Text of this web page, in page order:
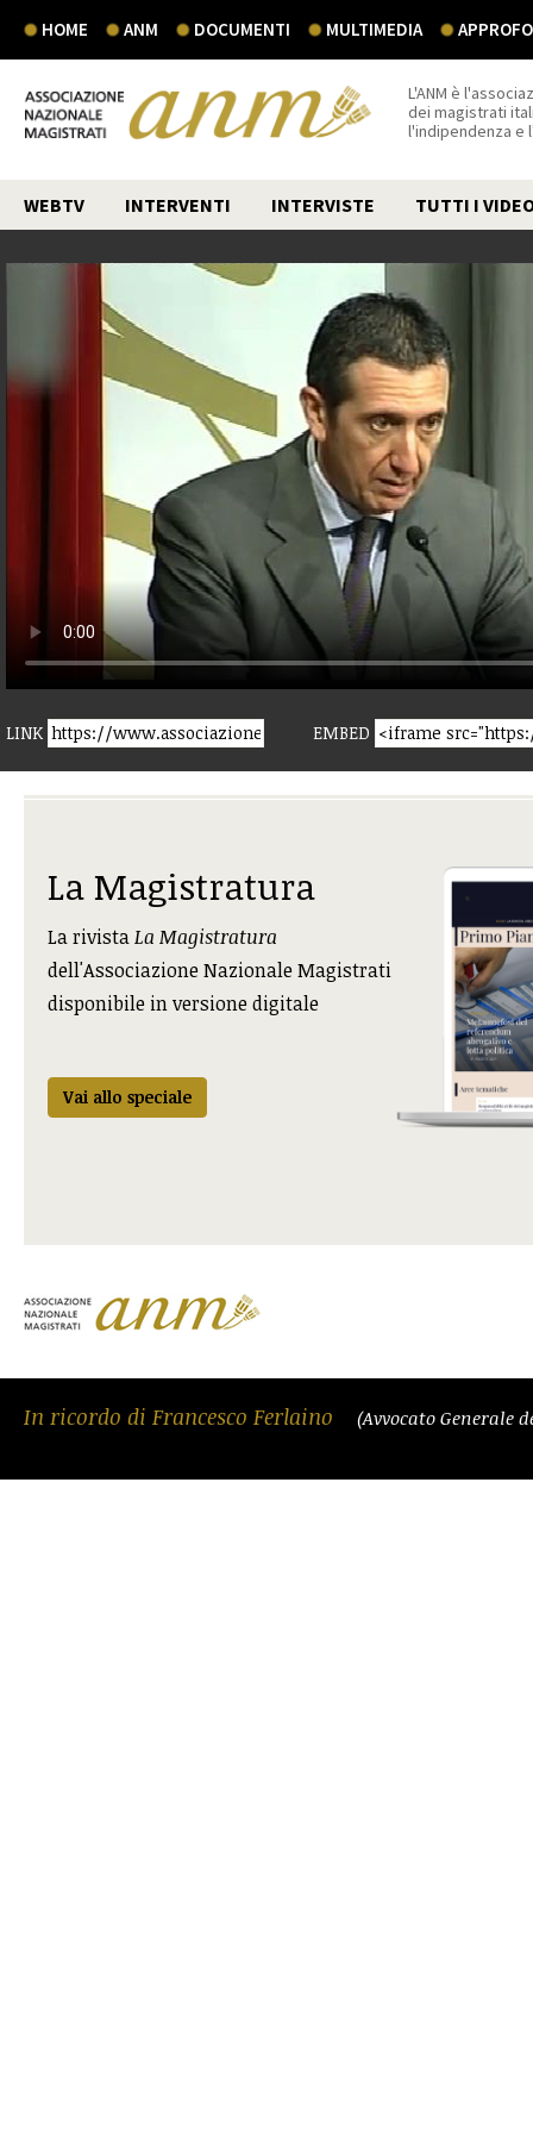
HOME ANM DOCUMENTI MULTIMEDIA
L'ANM è
dei magistrati
l'indipendenza e
WEBTV INTERVENTI INTERVISTE TUTTI I
LINK EMBED
La Magistratura
La rivistaLa Magistratura
dell'Associazione Nazionale Magistrati
disponibile in versione digitale
Vai allo speciale
In ricordo di Francesco Ferlaino (Avvocato Generale